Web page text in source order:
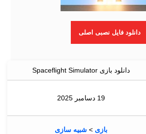
دانلود فایل نصبی اصلی
دانلود بازی Spaceflight Simulator
19 دسامبر 2025
بازی > شبیه سازی